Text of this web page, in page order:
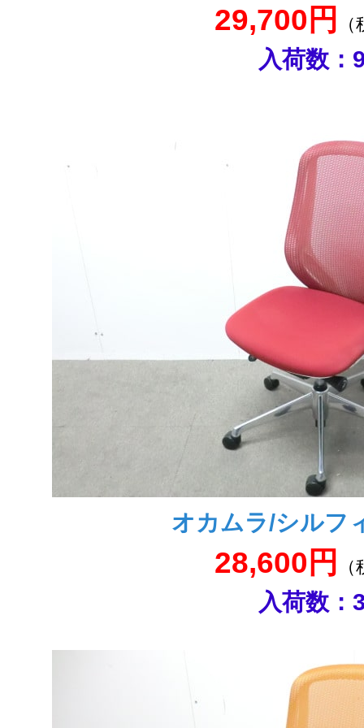
29,700円
入荷数：
オカムラ/シルフ
28,600円
入荷数：